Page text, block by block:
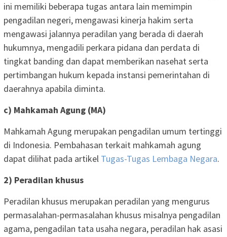
ini memiliki beberapa tugas antara lain memimpin
pengadilan negeri, mengawasi kinerja hakim serta
mengawasi jalannya peradilan yang berada di daerah
hukumnya, mengadili perkara pidana dan perdata di
tingkat banding dan dapat memberikan nasehat serta
pertimbangan hukum kepada instansi pemerintahan di
daerahnya apabila diminta.
c) Mahkamah Agung (MA)
Mahkamah Agung merupakan pengadilan umum tertinggi
di Indonesia. Pembahasan terkait mahkamah agung
dapat dilihat pada artikel Tugas-Tugas Lembaga Negara.
2) Peradilan khusus
Peradilan khusus merupakan peradilan yang mengurus
permasalahan-permasalahan khusus misalnya pengadilan
agama, pengadilan tata usaha negara, peradilan hak asasi